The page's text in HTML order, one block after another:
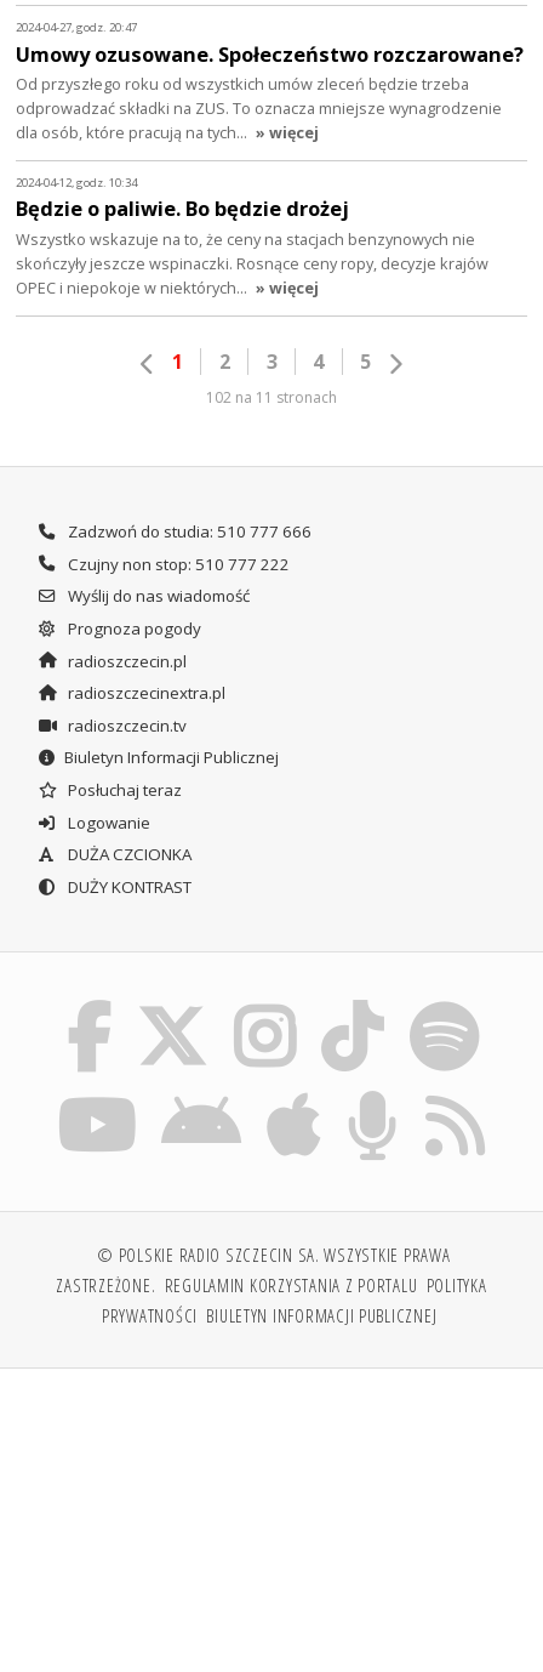
2024-04-27, godz. 20:47
Umowy ozusowane. Społeczeństwo rozczarowane?
Od przyszłego roku od wszystkich umów zleceń będzie trzeba
odprowadzać składki na ZUS. To oznacza mniejsze wynagrodzenie
dla osób, które pracują na tych… » więcej
2024-04-12, godz. 10:34
Będzie o paliwie. Bo będzie drożej
Wszystko wskazuje na to, że ceny na stacjach benzynowych nie
skończyły jeszcze wspinaczki. Rosnące ceny ropy, decyzje krajów
OPEC i niepokoje w niektórych… » więcej
1 2 3 4 5
102 na 11 stronach
Zadzwoń do studia: 510 777 666
Czujny non stop: 510 777 222
Wyślij do nas wiadomość
Prognoza pogody
radioszczecin.pl
radioszczecinextra.pl
radioszczecin.tv
Biuletyn Informacji Publicznej
Posłuchaj teraz
Logowanie
DUŻA CZCIONKA
DUŻY KONTRAST
© POLSKIE RADIO SZCZECIN SA. WSZYSTKIE PRAWA
ZASTRZEŻONE. REGULAMIN KORZYSTANIA Z PORTALU POLITYKA
PRYWATNOŚCI BIULETYN INFORMACJI PUBLICZNEJ